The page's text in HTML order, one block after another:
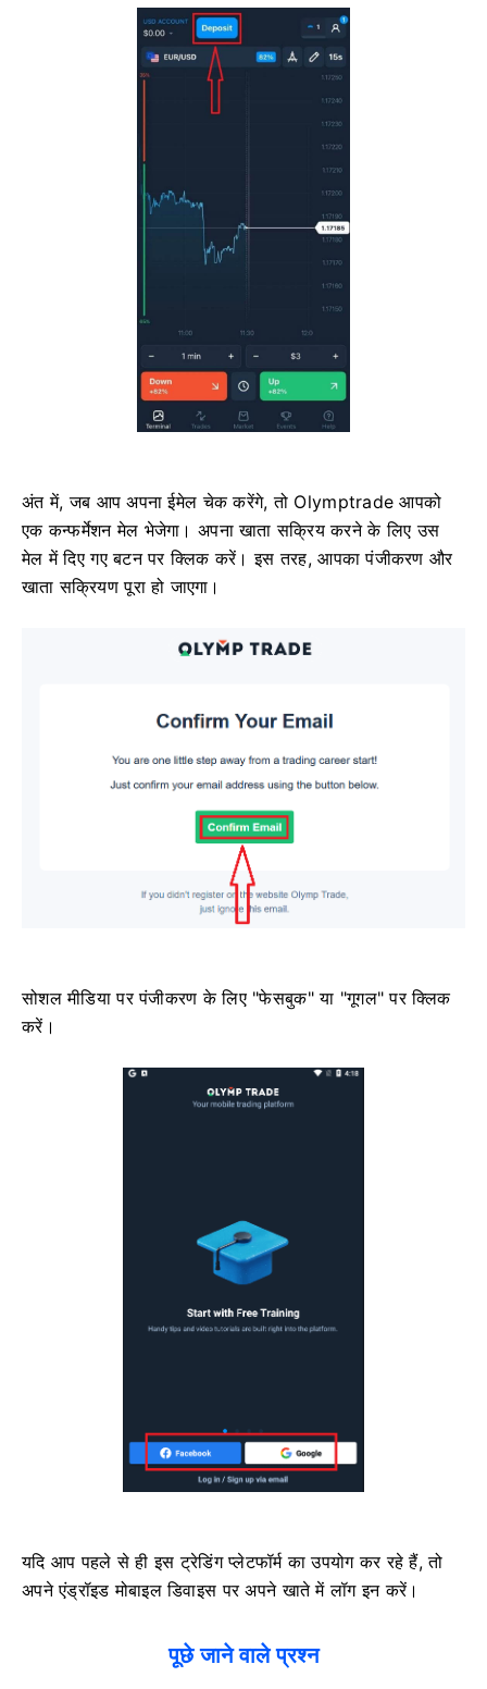
अंत में, जब आप अपना ईमेल चेक करेंगे, तो Olymptrade आपको
एक कन्फर्मेशन मेल भेजेगा। अपना खाता सक्रिय करने के लिए उस
मेल में दिए गए बटन पर क्लिक करें। इस तरह, आपका पंजीकरण और
खाता सक्रियण पूरा हो जाएगा।
सोशल मीडिया पर पंजीकरण के लिए "फेसबुक" या "गूगल" पर क्लिक
करें।
यदि आप पहले से ही इस ट्रेडिंग प्लेटफॉर्म का उपयोग कर रहे हैं, तो
अपने एंड्रॉइड मोबाइल डिवाइस पर अपने खाते में लॉग इन करें।
पूछे जाने वाले प्रश्न